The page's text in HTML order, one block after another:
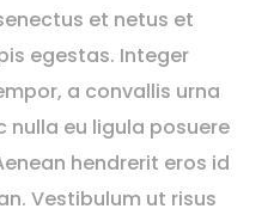
et netus et
egestas. Integer
a convallis urna
nulla eu ligula posuere
hendrerit eros id
Vestibulum ut risus